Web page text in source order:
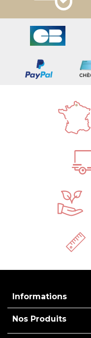
Informations
Nos Produits